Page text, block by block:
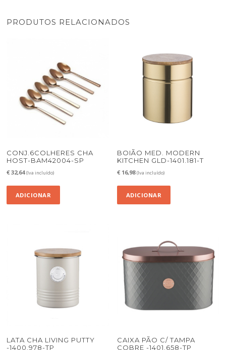
PRODUTOS RELACIONADOS
CONJ.6COLHERES CHA
HOST-BAM42004-SP
€ 32,64 (Iva incluído)
ADICIONAR
BOIÃO MED. MODERN
KITCHEN GLD-1401.181-T
€ 16,98 (Iva incluído)
ADICIONAR
LATA CHA LIVING PUTTY
-1400.978-TP
CAIXA PÃO C/ TAMPA
COBRE -1401.658-TP